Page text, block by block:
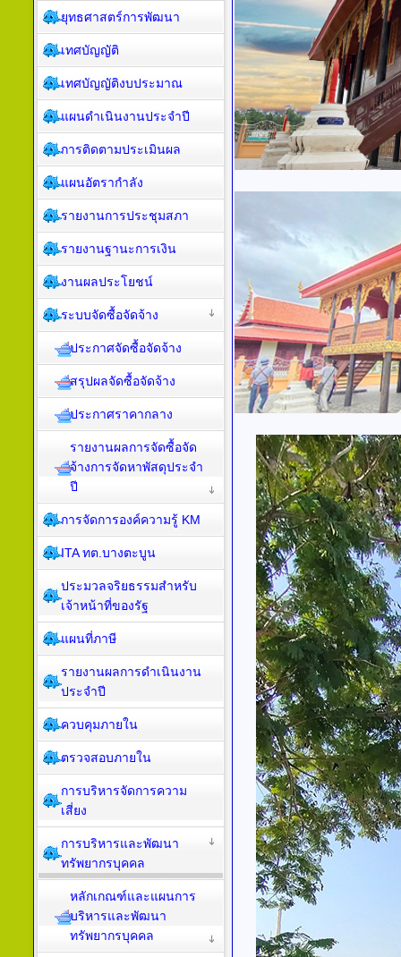
ยุทธศาสตร์การพัฒนา
เทศบัญญัติ
เทศบัญญัติงบประมาณ
แผนดำเนินงานประจำปี
การติดตามประเมินผล
แผนอัตรากำลัง
รายงานการประชุมสภา
รายงานฐานะการเงิน
งานผลประโยชน์
ระบบจัดซื้อจัดจ้าง
ประกาศจัดซื้อจัดจ้าง
สรุปผลจัดซื้อจัดจ้าง
ประกาศราคากลาง
รายงานผลการจัดซื้อจัด
จ้างการจัดหาพัสดุประจำ
ปี
การจัดการองค์ความรู้ KM
ITA ทต.บางตะบูน
ประมวลจริยธรรมสำหรับ
เจ้าหน้าที่ของรัฐ
แผนที่ภาษี
รายงานผลการดำเนินงาน
ประจำปี
ควบคุมภายใน
ตรวจสอบภายใน
การบริหารจัดการความ
เสี่ยง
การบริหารและพัฒนา
ทรัพยากรบุคคล
หลักเกณฑ์และแผนการ
บริหารและพัฒนา
ทรัพยากรบุคคล